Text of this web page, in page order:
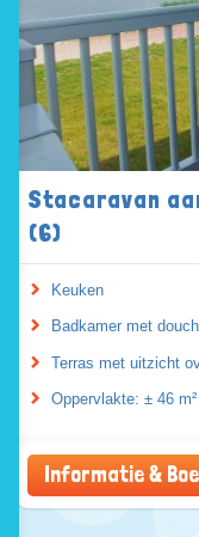
Stacaravan
(6)
Keuken
Badkamer met
Terras met uitzicht
Oppervlakte: ± 46 m²
Informatie &